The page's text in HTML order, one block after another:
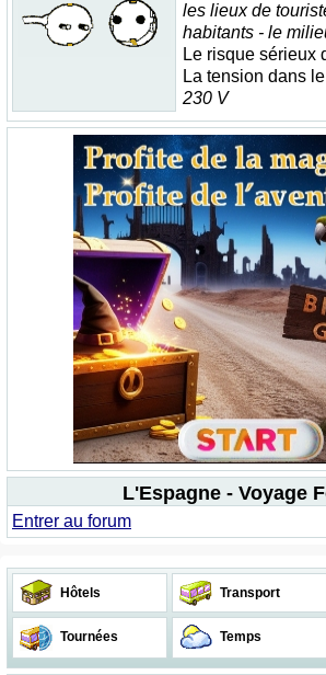
les lieux de
habitants - le
Le risque sérieux
La tension dans
230 V
L'Espagne - Voyage
Entrer au forum
Hôtels Transport
Tournées Temps